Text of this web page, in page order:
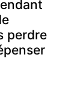
perdre